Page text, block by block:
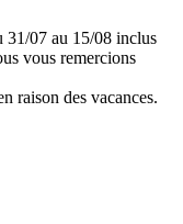
31/07 au 15/08 inclus
vous remercions
raison des vacances.